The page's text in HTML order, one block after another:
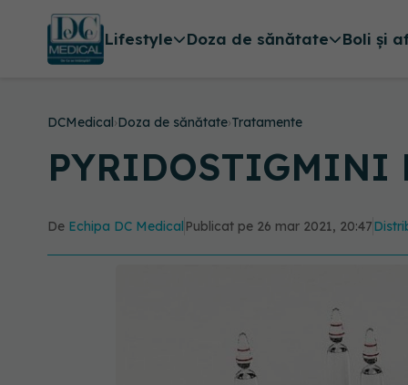
Lifestyle Doza de sănătate Boli și
DCMedical›Doza de sănătate›Tratamente
PYRIDOSTIGMINI
De Echipa DC Medical Publicat pe 26 mar 2021, 20:47